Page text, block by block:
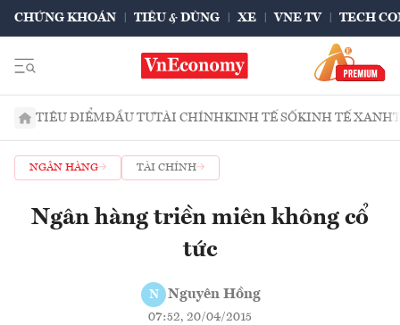
CHỨNG KHOÁN TIÊU & DÙNG XE VNE TV TECH
TIÊU ĐIỂMĐẦU TƯTÀI CHÍNHKINH TẾ SỐKINH TẾ XANH
NGÂN HÀNG TÀI CHÍNH
Ngân hàng triền miên không cổ
tức
N Nguyên Hồng
07:52, 20/04/2015